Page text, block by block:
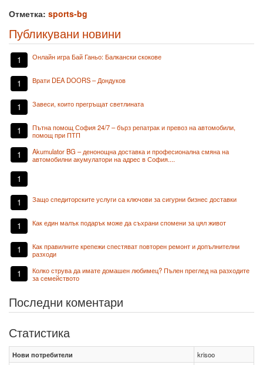
Отметка: sports-bg
Публикувани новини
1 Онлайн игра Бай Ганьо: Балкански скокове
1 Врати DEA DOORS – Дондуков
1 Завеси, които прегръщат светлината
1
Пътна помощ София 24/7 – бърз репатрак и превоз на автомобили,
помощ при ПТП
1
Akumulator BG – денонощна доставка и професионална смяна на
автомобилни акумулатори на адрес в София....
1
1 Защо спедиторските услуги са ключови за сигурни бизнес доставки
1 Как един малък подарък може да съхрани спомени за цял живот
1
Как правилните крепежи спестяват повторен ремонт и допълнителни
разходи
1
Колко струва да имате домашен любимец? Пълен преглед на разходите
за семейството
Последни коментари
Статистика
Нови потребители
krisoo